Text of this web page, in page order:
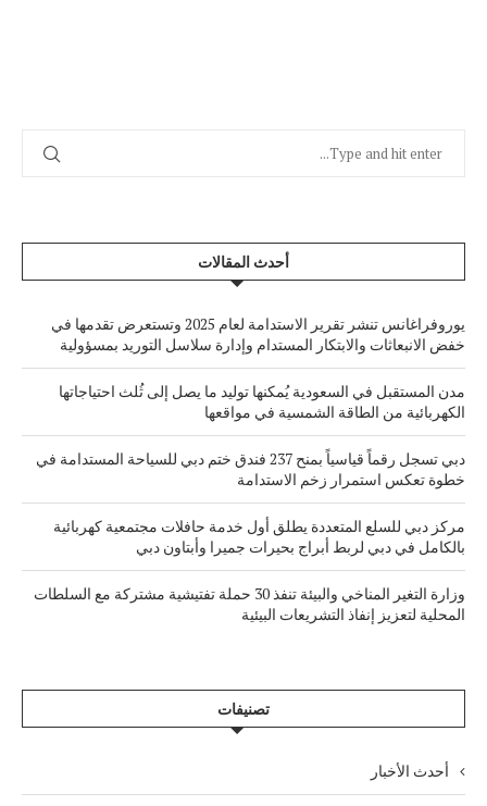
أحدث المقالات
يوروفراغانس تنشر تقرير الاستدامة لعام 2025 وتستعرض تقدمها في
خفض الانبعاثات والابتكار المستدام وإدارة سلاسل التوريد بمسؤولية
مدن المستقبل في السعودية يُمكنها توليد ما يصل إلى ثُلث احتياجاتها
الكهربائية من الطاقة الشمسية في مواقعها
دبي تسجل رقماً قياسياً بمنح 237 فندق ختم دبي للسياحة المستدامة في
خطوة تعكس استمرار زخم الاستدامة
مركز دبي للسلع المتعددة يطلق أول خدمة حافلات مجتمعية كهربائية
بالكامل في دبي لربط أبراج بحيرات جميرا وأبتاون دبي
وزارة التغير المناخي والبيئة تنفذ 30 حملة تفتيشية مشتركة مع السلطات
المحلية لتعزيز إنفاذ التشريعات البيئية
تصنيفات
أحدث الأخبار